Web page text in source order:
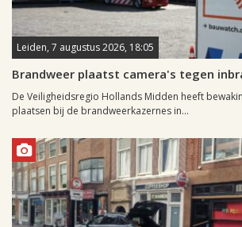
Leiden, 7 augustus 2026, 18:05
Brandweer plaatst camera's tegen
De Veiligheidsregio Hollands Midden heeft
plaatsen bij de brandweerkazernes in...